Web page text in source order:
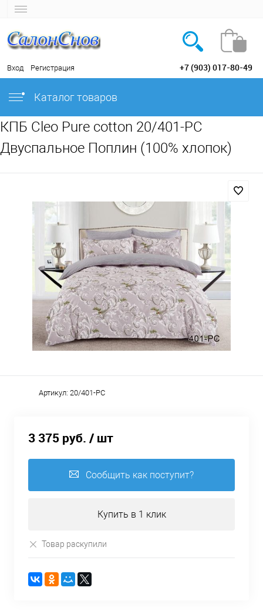
Вход Регистрация +7 (903) 017-80-49
Каталог товаров
КПБ Cleo Pure cotton 20/401-PC
Двуспальное Поплин (100% хлопок)
Артикул: 20/401-PC
3 375 руб. / шт
Сообщить как поступит?
Купить в 1 клик
Товар раскупили